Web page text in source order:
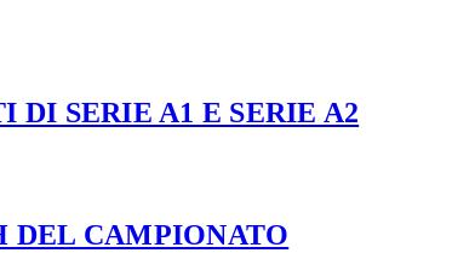
SERIE A1 E SERIE A2
DEL CAMPIONATO